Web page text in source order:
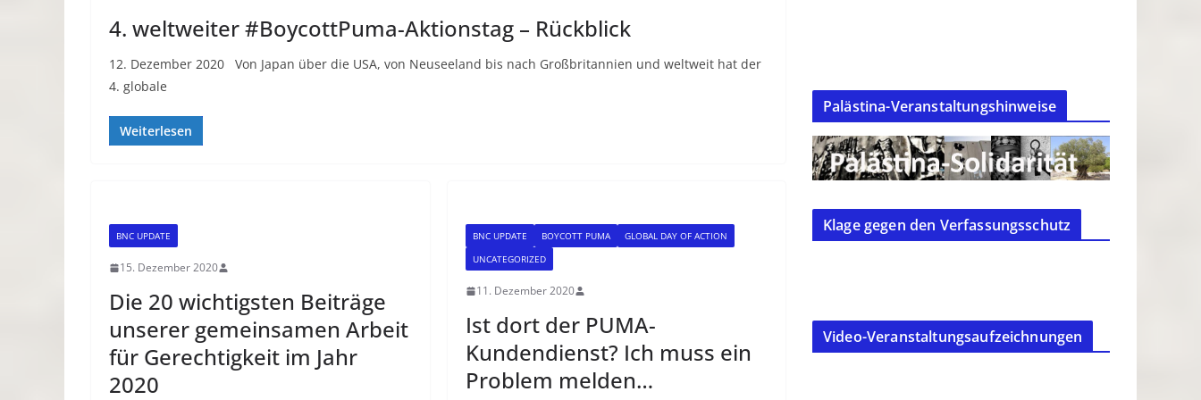
4. weltweiter #BoycottPuma-Aktionstag – Rückblick
12. Dezember 2020 Von Japan über die USA, von Neuseeland bis nach Großbritannien und weltweit hat der
4. globale
Weiterlesen
BNC UPDATE
15. Dezember 2020
Die 20 wichtigsten Beiträge
unserer gemeinsamen Arbeit
für Gerechtigkeit im Jahr
2020
BNC UPDATE BOYCOTT PUMA
GLOBAL DAY OF ACTION
UNCATEGORIZED
11. Dezember 2020
Ist dort der PUMA-
Kundendienst? Ich muss ein
Problem melden…
Palästina-Veranstaltungshinweise
Klage gegen den Verfassungsschutz
Video-Veranstaltungsaufzeichnungen